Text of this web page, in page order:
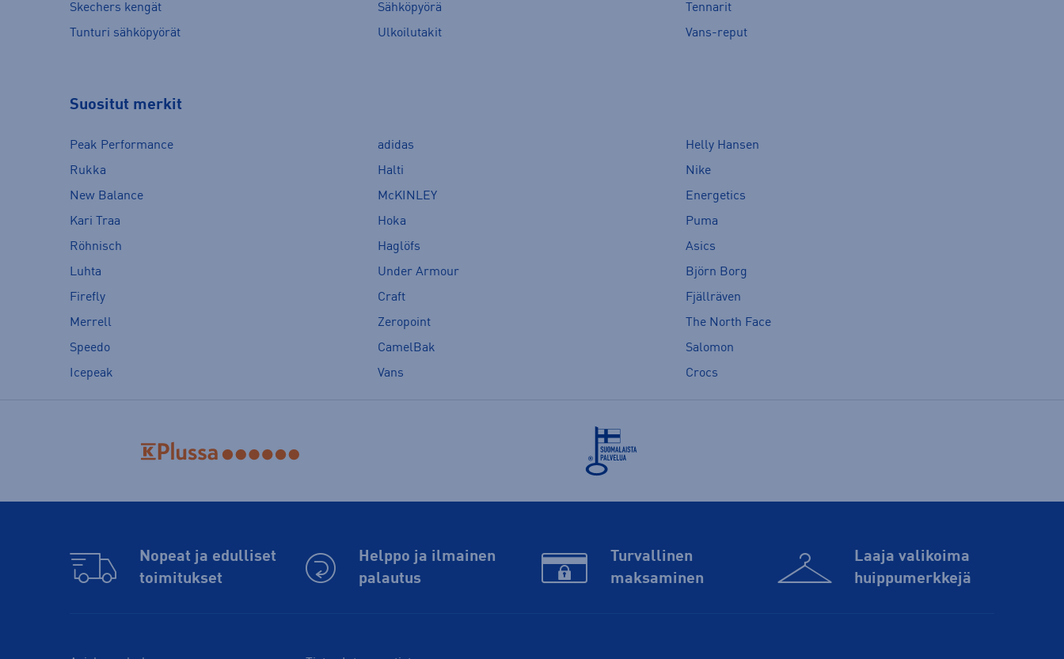
Skechers kengät
Sähköpyörä
Tennarit
Tunturi sähköpyörät
Ulkoilutakit Vans-reput
Suositut merkit
Peak Performance adidas
Helly Hansen
Rukka
Halti
Nike
New Balance
McKINLEY
Energetics
Kari Traa
Hoka
Puma
Röhnisch
Haglöfs
Asics
Luhta
Under Armour
Björn Borg
Firefly
Craft
Fjällräven
Merrell
Zeropoint
The North Face
Speedo
CamelBak
Salomon
Icepeak
Vans Crocs
Nopeat ja edulliset
toimitukset
Helppo ja ilmainen
palautus
Turvallinen
maksaminen
Laaja valikoima
huippu­merkkejä